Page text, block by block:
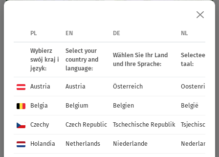
79561 Ralph Shugert Variegata
79919 Vinca major 79952 Vinca minor
PL EN DE NL
Wybierz
swój kraj i
język:
Select your
country and
language:
Wählen Sie Ihr Land
und Ihre Sprache:
Selecteer uw
taal:
Austria Austria Österreich Oostenrijk
Belgia Belgium Belgien België
Czechy Czech Republic Tschechische Republik Tsjechische
Holandia Netherlands Niederlande Nederland